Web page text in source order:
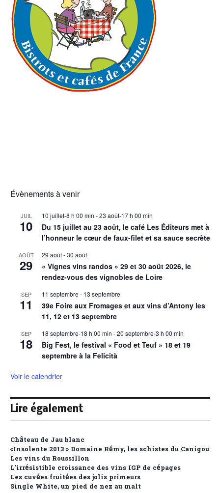
Évènements à venir
JUIL
10
10 juillet-8 h 00 min -23 août-17 h 00 min
Du 15 juillet au 23 août, le café Les Éditeurs met à
l’honneur le cœur de faux-filet et sa sauce secrète
AOÛT
29
29 août-30 août
« Vignes vins randos » 29 et 30 août 2026, le
rendez-vous des vignobles de Loire
SEP
11
11 septembre - 13 septembre
39e Foire aux Fromages et aux vins d’Antony les
11, 12 et 13 septembre
SEP
18
18 septembre-18 h 00 min -20 septembre-3 h 00 min
Big Fest, le festival « Food et Teuf » 18 et 19
septembre à la Felicità
Voir le calendrier
Lire également
Château de Jau blanc
«Insolente 2013 » Domaine Rémy, les schistes du Canigou
Les vins du Roussillon
L’irrésistible croissance des vins IGP de cépages
Les cuvées fruitées des jolis primeurs
Single White, un pied de nez au malt